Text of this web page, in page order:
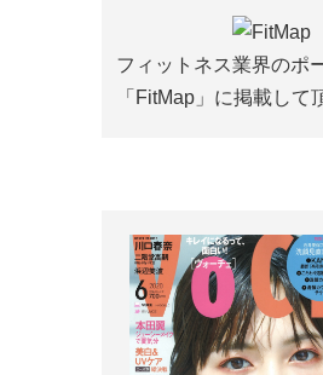
フィットネス業界のポ
「FitMap」に掲載して